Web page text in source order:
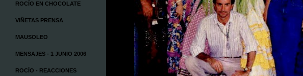
ROCÍO EN CHOCOLATE
VIÑETAS PRENSA
MAUSOLEO
MENSAJES - 1 JUNIO 2006
ROCÍO - REACCIONES